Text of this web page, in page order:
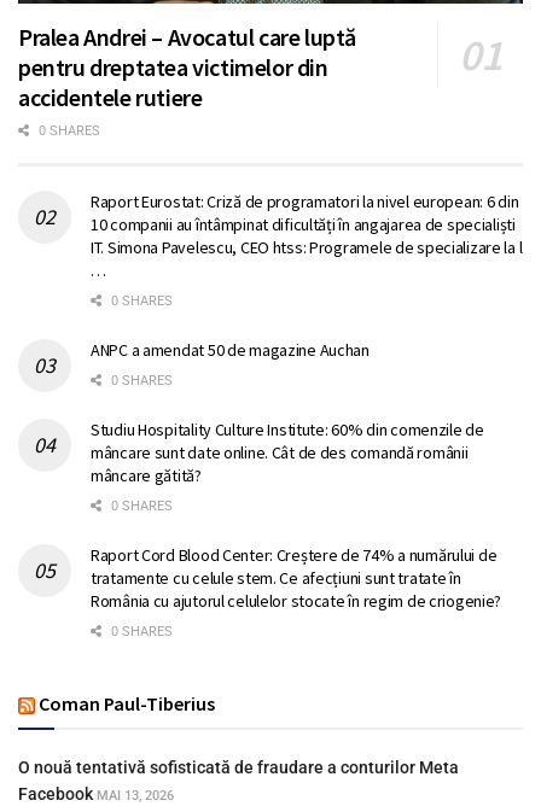
Pralea Andrei – Avocatul care luptă
pentru dreptatea victimelor din
accidentele rutiere
0 SHARES
Raport Eurostat: Criză de programatori la nivel european: 6 din
10 companii au întâmpinat dificultăți în angajarea de specialiști
IT. Simona Pavelescu, CEO htss: Programele de specializare la l
…
0 SHARES
ANPC a amendat 50 de magazine Auchan
0 SHARES
Studiu Hospitality Culture Institute: 60% din comenzile de
mâncare sunt date online. Cât de des comandă românii
mâncare gătită?
0 SHARES
Raport Cord Blood Center: Creștere de 74% a numărului de
tratamente cu celule stem. Ce afecțiuni sunt tratate în
România cu ajutorul celulelor stocate în regim de criogenie?
0 SHARES
Coman Paul-Tiberius
O nouă tentativă sofisticată de fraudare a conturilor Meta
Facebook MAI 13, 2026